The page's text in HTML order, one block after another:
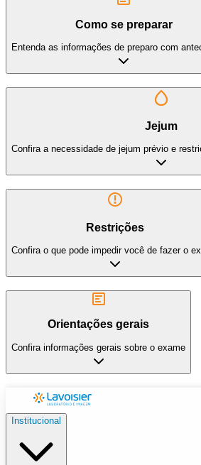
Como se preparar
Entenda as informações de preparo com
Jejum
Confira a necessidade de jejum prévio e
Restrições
Confira o que pode impedir você de fazer o
Orientações gerais
Confira informações gerais sobre o exame
Institucional